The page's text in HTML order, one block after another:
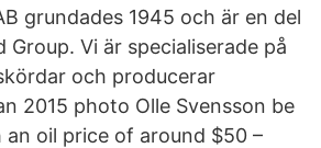
grundades 1945 och är en del
Group. Vi är specialiserade på
och producerar
2015 photo Olle Svensson be
oil price of around $50 –